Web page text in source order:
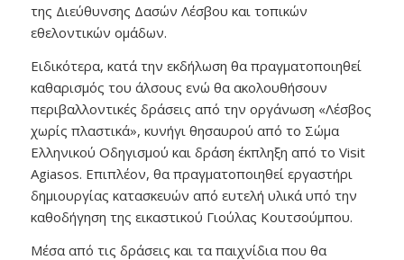
της Διεύθυνσης Δασών Λέσβου και τοπικών
εθελοντικών ομάδων.
Ειδικότερα, κατά την εκδήλωση θα πραγματοποιηθεί
καθαρισμός του άλσους ενώ θα ακολουθήσουν
περιβαλλοντικές δράσεις από την οργάνωση «Λέσβος
χωρίς πλαστικά», κυνήγι θησαυρού από το Σώμα
Ελληνικού Οδηγισμού και δράση έκπληξη από το Visit
Agiasos. Επιπλέον, θα πραγματοποιηθεί εργαστήρι
δημιουργίας κατασκευών από ευτελή υλικά υπό την
καθοδήγηση της εικαστικού Γιούλας Κουτσούμπου.
Μέσα από τις δράσεις και τα παιχνίδια που θα